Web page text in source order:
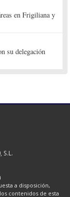
en Frigiliana y
su delegación
S.L.
a disposición,
contenidos de esta